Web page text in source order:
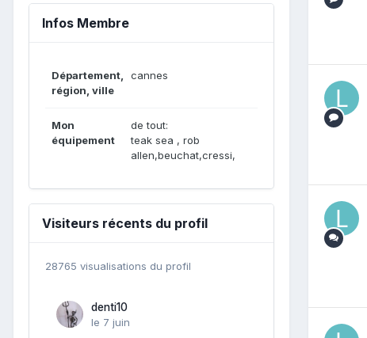
Infos Membre
Département,
région, ville
cannes
Mon
équipement
de tout:
teak sea , rob
allen,beuchat,cressi,
Visiteurs récents du profil
28765 visualisations du profil
denti10
le 7 juin